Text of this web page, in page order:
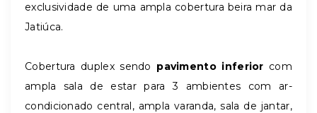
exclusividade de uma ampla cobertura beira mar da
Jatiúca.
Cobertura duplex sendo pavimento inferior com
ampla sala de estar para 3 ambientes com ar-
condicionado central, ampla varanda, sala de jantar,